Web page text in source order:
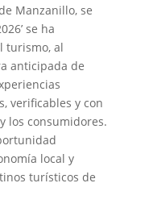
Manzanillo, se
se ha
turismo, al
anticipada de
verificables y con
los consumidores.
local y
turísticos de